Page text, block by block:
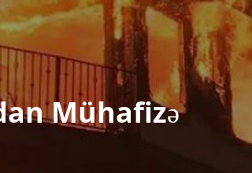
Mühafizə